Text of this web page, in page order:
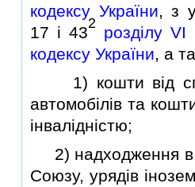
кодексу України, з
17 i 432 роздiлу VI
кодексу України, а
1) кошти вiд
автомобiлiв та
iнвалiднiстю;
2) надходження в
Союзу, урядiв